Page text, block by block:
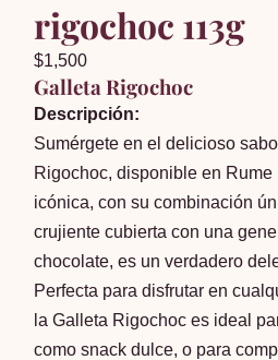
rigochoc 113g
$1,500
Galleta Rigochoc
Descripción:
Sumérgete en el delicioso
Rigochoc, disponible en Rume
icónica, con su combinación
crujiente cubierta con una
chocolate, es un verdadero
Perfecta para disfrutar en
la Galleta Rigochoc es ideal
como snack dulce, o para